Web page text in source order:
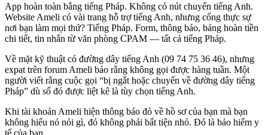
App hoàn toàn bằng tiếng Pháp. Không có nút chuyển tiếng Anh.
Website Ameli có vài trang hỗ trợ tiếng Anh, nhưng cổng thực sự
nơi bạn làm mọi thứ? Tiếng Pháp. Form, thông báo, bảng hoàn tiền
chi tiết, tin nhắn từ văn phòng CPAM — tất cả tiếng Pháp.
Về mặt kỹ thuật có đường dây tiếng Anh (09 74 75 36 46), nhưng
expat trên forum Ameli báo rằng không gọi được hàng tuần. Một
người viết rằng cuộc gọi “bị ngắt hoặc chuyển về đường dây tiếng
Pháp” dù số đó được liệt kê là tùy chọn tiếng Anh.
Khi tài khoản Ameli hiện thông báo đỏ về hồ sơ của bạn mà bạn
không hiểu nó nói gì, đó không phải bất tiện nhỏ. Đó là bảo hiểm y
tế của bạn.